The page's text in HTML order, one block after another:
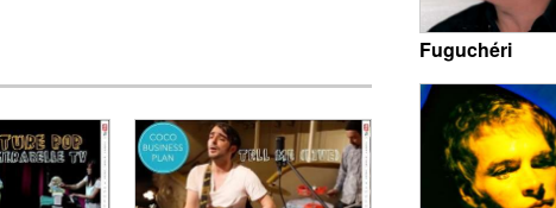
Fuguchéri